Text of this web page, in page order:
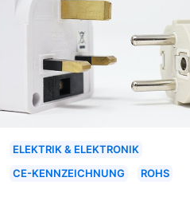
ELEKTRIK & ELEKTRONIK
CE-KENNZEICHNUNG
ROHS